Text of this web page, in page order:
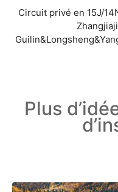
Circuit privé en 15J/
Plus